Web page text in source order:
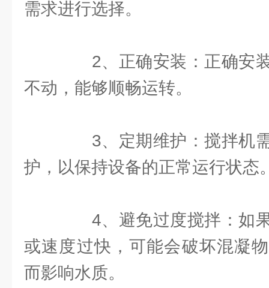
需求进行选择。
2、正确安装：正确安装
不动，能够顺畅运转。
3、定期维护：搅拌机需
护，以保持设备的正常运行状态
4、避免过度搅拌：如果
或速度过快，可能会破坏混凝
而影响水质。